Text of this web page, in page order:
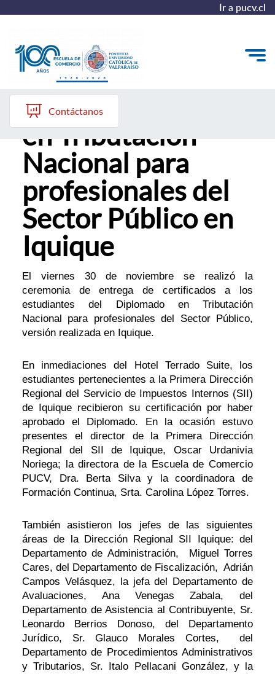
Ir a pucv.cl
Quiénes somos
Vinculación con el Medio
Formación Continua
Postgrados
Admisión
ALUMNI
Contáctanos
Cierre Diplomado
en Tributación
Nacional para
profesionales del
Sector Público en
Iquique
El viernes 30 de noviembre se realizó la
ceremonia de entrega de certificados a los
estudiantes del Diplomado en Tributación
Nacional para profesionales del Sector Público,
versión realizada en Iquique.
En inmediaciones del Hotel Terrado Suite, los
estudiantes pertenecientes a la Primera Dirección
Regional del Servicio de Impuestos Internos (SII)
de Iquique recibieron su certificación por haber
aprobado el Diplomado. En la ocasión estuvo
presentes el director de la Primera Dirección
Regional del SII de Iquique, Oscar Urdanivia
Noriega; la directora de la Escuela de Comercio
PUCV, Dra. Berta Silva y la coordinadora de
Formación Continua, Srta. Carolina López Torres.
También asistieron los jefes de las siguientes
áreas de la Dirección Regional SII Iquique: del
Departamento de Administración, Miguel Torres
Cares, del Departamento de Fiscalización, Adrián
Campos Velásquez, la jefa del Departamento de
Avaluaciones, Ana Venegas Zabala, del
Departamento de Asistencia al Contribuyente, Sr.
Leonardo Berrios Donoso, del Departamento
Jurídico, Sr. Glauco Morales Cortes, del
Departamento de Procedimientos Administrativos
y Tributarios, Sr. Italo Pellacani González, y la